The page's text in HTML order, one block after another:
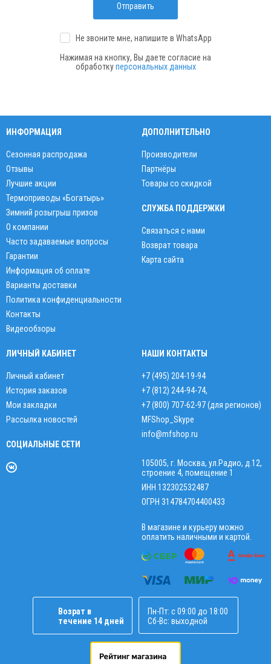
Отправить
Не звоните мне, напишите в WhatsApp
Нажимая на кнопку, Вы даете согласие на
обработкуперсональных данных
ИНФОРМАЦИЯ
Сезонная распродажа
Отзывы
Лучшие акции
Термоприводы «Богатырь»
Зимний розыгрыш призов
О компании
Часто задаваемые вопросы
Гарантии
Информация об оплате
Варианты доставки
Политика конфиденциальности
Контакты
Видеообзоры
ДОПОЛНИТЕЛЬНО
Производители
Партнёры
Товары со скидкой
СЛУЖБА ПОДДЕРЖКИ
Связаться с нами
Возврат товара
Карта сайта
ЛИЧНЫЙ КАБИНЕТ
Личный кабинет
История заказов
Мои закладки
Рассылка новостей
СОЦИАЛЬНЫЕ СЕТИ
НАШИ КОНТАКТЫ
+7 (495) 204-19-94
+7 (812) 244-94-74,
+7 (800) 707-62-97 (для регионов)
MFShop_Skype
info@mfshop.ru
105005, г. Москва, ул.Радио, д.12,
строение 4, помещение 1
ИНН 132302532487
ОГРН 314784704400433
В магазине и курьеру можно
оплатить наличными и картой.
Возрат в
течение 14 дней
Пн-Пт: с 09:00 до 18:00
Сб-Вс: выходной